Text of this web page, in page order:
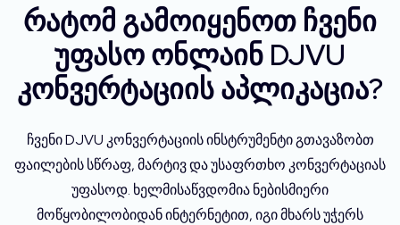
რატომ გამოიყენოთ ჩვენი
უფასო ონლაინ DJVU
კონვერტაციის აპლიკაცია?
ჩვენი DJVU კონვერტაციის ინსტრუმენტი გთავაზობთ
ფაილების სწრაფ, მარტივ და უსაფრთხო კონვერტაციას
უფასოდ. ხელმისაწვდომია ნებისმიერი
მოწყობილობიდან ინტერნეტით, იგი მხარს უჭერს